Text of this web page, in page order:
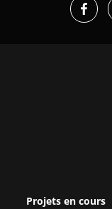
Projets en cours